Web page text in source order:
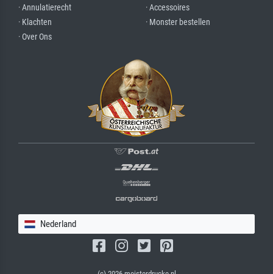
· Annulatierecht
· Klachten
· Over Ons
· Accessoires
· Monster bestellen
Nederland